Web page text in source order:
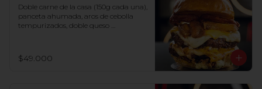
Doble carne de la casa (150g cada una),
panceta ahumada, aros de cebolla
tempurizados, doble queso
reducción de coca cola con whiskey y
pan de papa.
$49.000